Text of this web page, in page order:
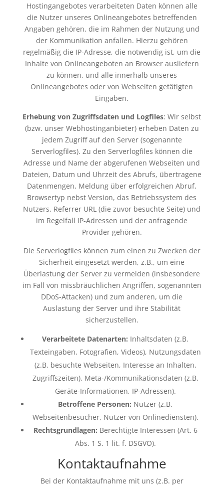
Hostingangebotes verarbeiteten Daten können alle
die Nutzer unseres Onlineangebotes betreffenden
Angaben gehören, die im Rahmen der Nutzung und
der Kommunikation anfallen. Hierzu gehören
regelmäßig die IP-Adresse, die notwendig ist, um die
Inhalte von Onlineangeboten an Browser ausliefern
zu können, und alle innerhalb unseres
Onlineangebotes oder von Webseiten getätigten
Eingaben.
Erhebung von Zugriffsdaten und Logfiles: Wir selbst
(bzw. unser Webhostinganbieter) erheben Daten zu
jedem Zugriff auf den Server (sogenannte
Serverlogfiles). Zu den Serverlogfiles können die
Adresse und Name der abgerufenen Webseiten und
Dateien, Datum und Uhrzeit des Abrufs, übertragene
Datenmengen, Meldung über erfolgreichen Abruf,
Browsertyp nebst Version, das Betriebssystem des
Nutzers, Referrer URL (die zuvor besuchte Seite) und
im Regelfall IP-Adressen und der anfragende
Provider gehören.
Die Serverlogfiles können zum einen zu Zwecken der
Sicherheit eingesetzt werden, z.B., um eine
Überlastung der Server zu vermeiden (insbesondere
im Fall von missbräuchlichen Angriffen, sogenannten
DDoS-Attacken) und zum anderen, um die
Auslastung der Server und ihre Stabilität
sicherzustellen.
Verarbeitete Datenarten: Inhaltsdaten (z.B.
Texteingaben, Fotografien, Videos), Nutzungsdaten
(z.B. besuchte Webseiten, Interesse an Inhalten,
Zugriffszeiten), Meta-/Kommunikationsdaten (z.B.
Geräte-Informationen, IP-Adressen).
Betroffene Personen: Nutzer (z.B.
Webseitenbesucher, Nutzer von Onlinediensten).
Rechtsgrundlagen: Berechtigte Interessen (Art. 6
Abs. 1 S. 1 lit. f. DSGVO).
Kontaktaufnahme
Bei der Kontaktaufnahme mit uns (z.B. per